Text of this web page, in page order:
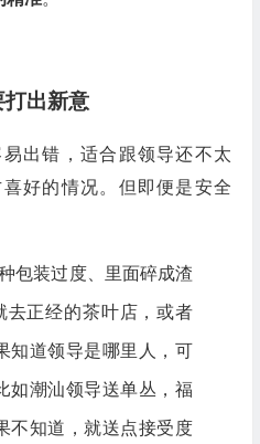
出新意
出错，适合跟领导还不太
好的情况。但即便是安全
包装过度、里面碎成渣
去正经的茶叶店，或者
知道领导是哪里人，可
如潮汕领导送单丛，福
不知道，就送点接受度